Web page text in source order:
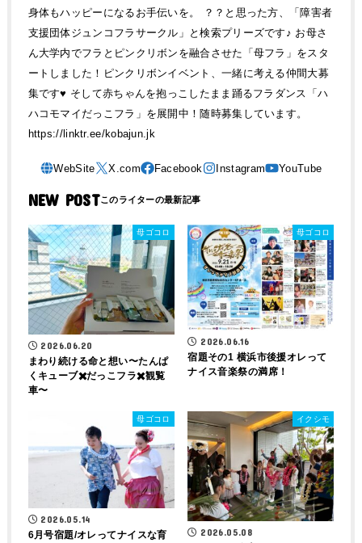
身体もハッピーになるお手伝いを。 ？？と思った方、「障害者
支援団体ジュンコフラサークル」と検索プリーズです♪ お母さ
ん大学内でフラとピンクリボンを融合させた「母フラ」をスタ
ートしました！ピンクリボンイベント、一緒に考える仲間大募
集です♥ そして赤ちゃんを抱っこしたまま踊るフラダンス「ハ
ハコモマイだっこフラ」を展開中！随時募集しています。
https://linktr.ee/kobajun.jk
NEW POST
母ゴコロ
2026.06.20
まわり続ける命と想い〜たんぱ
くキューブ✖️だっこフラ✖️観覧
車〜
母ゴコロ
2026.06.16
宿題その1 横浜市後援オレって
ナイス音楽祭の満席！
母ゴコロ
2026.05.14
6月号宿題/オレってナイスな育
イクシモ
2026.05.08